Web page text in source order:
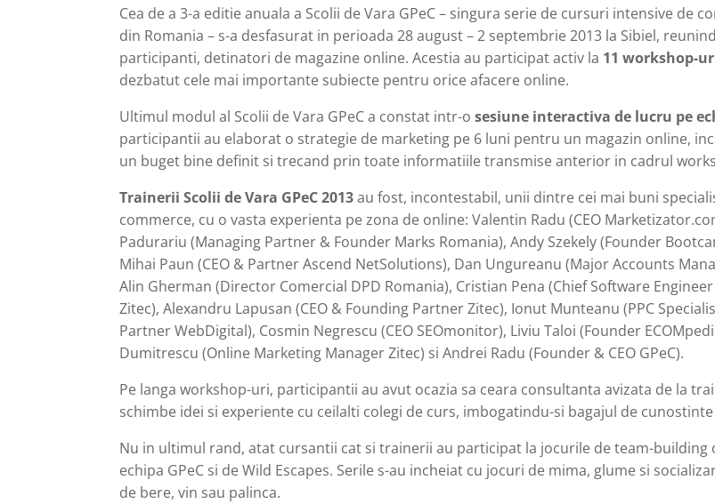
Cea de a 3-a editie anuala a Scolii de Vara GPeC – singura serie de cursuri intensive de
din Romania – s-a desfasurat in perioada 28 august – 2 septembrie 2013 la Sibiel,
participanti, detinatori de magazine online. Acestia au participat activ la 11 workshop-
dezbatut cele mai importante subiecte pentru orice afacere online.
Ultimul modul al Scolii de Vara GPeC a constat intr-osesiune interactiva de lucru pe
participantii au elaborat o strategie de marketing pe 6 luni pentru un magazin online,
un buget bine definit si trecand prin toate informatiile transmise anterior in cadrul
Trainerii Scolii de Vara GPeC 2013au fost, incontestabil, unii dintre cei mai buni
commerce, cu o vasta experienta pe zona de online: Valentin Radu (CEO
Padurariu (Managing Partner & Founder Marks Romania), Andy Szekely (Founder
Mihai Paun (CEO & Partner Ascend NetSolutions), Dan Ungureanu (Major Accounts
Alin Gherman (Director Comercial DPD Romania), Cristian Pena (Chief Software
Zitec), Alexandru Lapusan (CEO & Founding Partner Zitec), Ionut Munteanu (PPC
Partner WebDigital), Cosmin Negrescu (CEO SEOmonitor), Liviu Taloi (Founder
Dumitrescu (Online Marketing Manager Zitec) si Andrei Radu (Founder & CEO GPeC).
Pe langa workshop-uri, participantii au avut ocazia sa ceara consultanta avizata de la
schimbe idei si experiente cu ceilalti colegi de curs, imbogatindu-si bagajul de
Nu in ultimul rand, atat cursantii cat si trainerii au participat la jocurile de team-building
echipa GPeC si de Wild Escapes. Serile s-au incheiat cu jocuri de mima, glume si
de bere, vin sau palinca.